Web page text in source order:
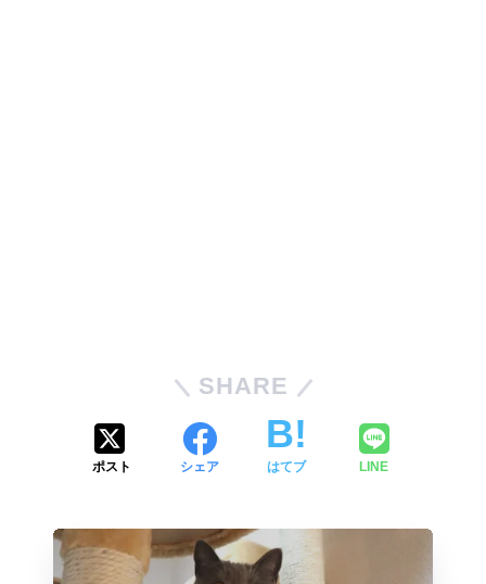
SHARE
ポスト シェア はてブ LINE